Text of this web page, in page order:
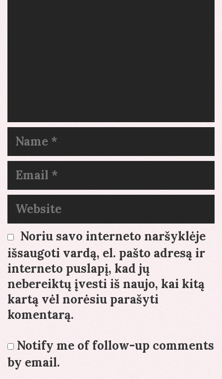
Name
Email
Website
Noriu savo interneto naršyklėje
išsaugoti vardą, el. pašto adresą ir
interneto puslapį, kad jų
nebereiktų įvesti iš naujo, kai kitą
kartą vėl norėsiu parašyti
komentarą.
Notify me of follow-up comments
by email.